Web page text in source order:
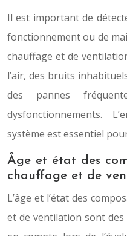
Il est important de
fonctionnement ou de
chauffage et de
l’air, des bruits
des pannes
dysfonctionnements.
système est essentiel
Âge et état des
chauffage et de
L’âge et l’état des
et de ventilation sont